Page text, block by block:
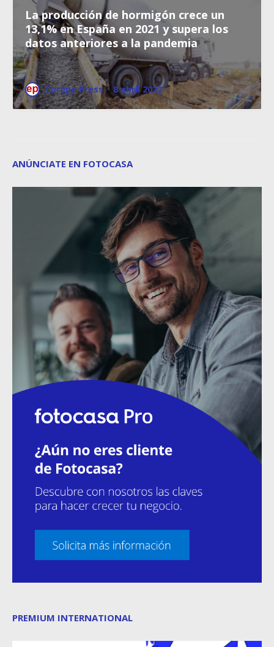
La producción de hormigón crece un
13,1% en España en 2021 y supera los
datos anteriores a la pandemia
Europa Press · 8 abril 2022
ANÚNCIATE EN FOTOCASA
PREMIUM INTERNATIONAL